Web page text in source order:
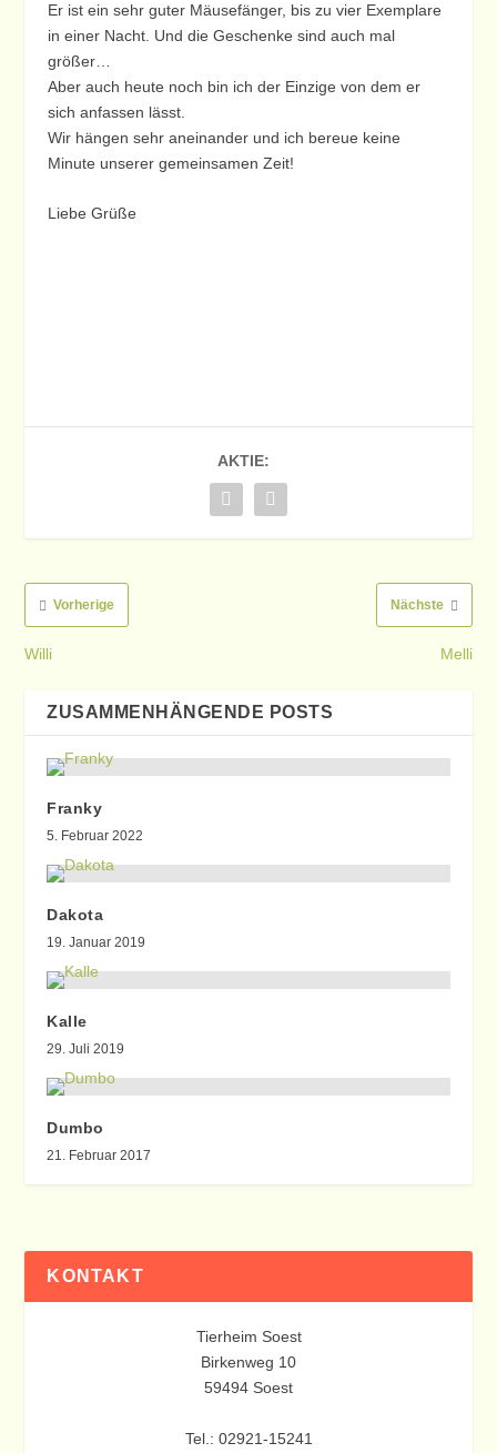
Er ist ein sehr guter Mäusefänger, bis zu vier Exemplare
in einer Nacht. Und die Geschenke sind auch mal
größer…
Aber auch heute noch bin ich der Einzige von dem er
sich anfassen lässt.
Wir hängen sehr aneinander und ich bereue keine
Minute unserer gemeinsamen Zeit!
Liebe Grüße
AKTIE:
Vorherige
Willi
Nächste
Melli
ZUSAMMENHÄNGENDE POSTS
Franky
5. Februar 2022
Dakota
19. Januar 2019
Kalle
29. Juli 2019
Dumbo
21. Februar 2017
KONTAKT
Tierheim Soest
Birkenweg 10
59494 Soest
Tel.: 02921-15241